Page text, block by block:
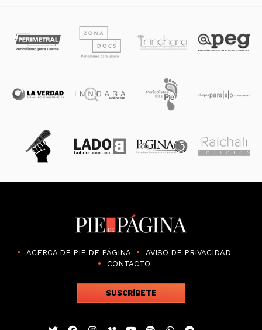
ACERCA DE PIE DE PÁGINA
AVISO DE PRIVACIDAD
CONTACTO
SUSCRÍBETE